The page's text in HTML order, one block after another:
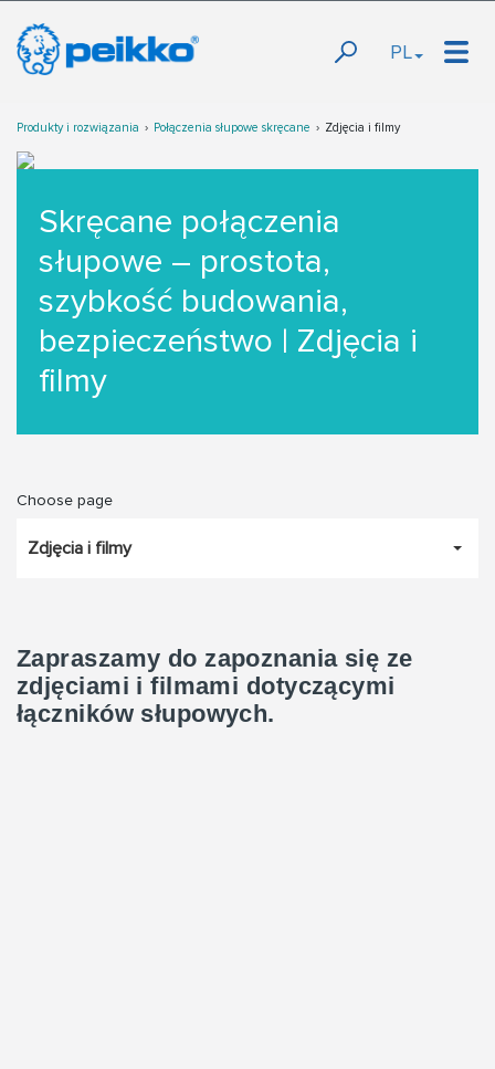
PL
Produkty i rozwiązania Połączenia słupowe skręcane Zdjęcia i filmy
Skręcane połączenia
słupowe – prostota,
szybkość budowania,
bezpieczeństwo | Zdjęcia i
filmy
Choose page
Zdjęcia i filmy
Zapraszamy do zapoznania się ze
zdjęciami i filmami dotyczącymi
łączników słupowych.